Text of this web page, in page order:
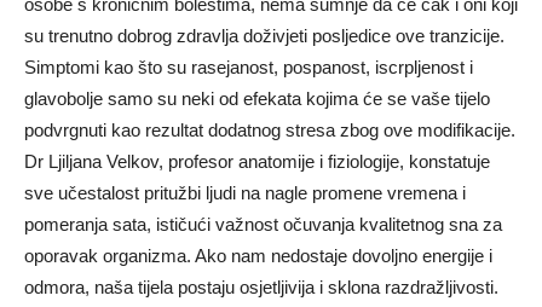
osobe s kroničnim bolestima, nema sumnje da će čak i oni koji
su trenutno dobrog zdravlja doživjeti posljedice ove tranzicije.
Simptomi kao što su rasejanost, pospanost, iscrpljenost i
glavobolje samo su neki od efekata kojima će se vaše tijelo
podvrgnuti kao rezultat dodatnog stresa zbog ove modifikacije.
Dr Ljiljana Velkov, profesor anatomije i fiziologije, konstatuje
sve učestalost pritužbi ljudi na nagle promene vremena i
pomeranja sata, ističući važnost očuvanja kvalitetnog sna za
oporavak organizma. Ako nam nedostaje dovoljno energije i
odmora, naša tijela postaju osjetljivija i sklona razdražljivosti.